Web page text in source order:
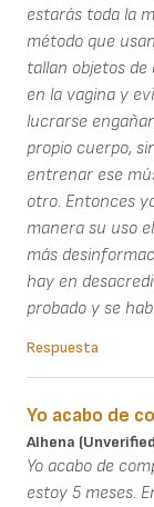
estarás toda la
método que
tallan objetos
en la vagina y
lucrarse
propio cuerpo,
entrenar ese
otro. Entonces
manera su uso
más
hay en
probado y se
Respuesta
Yo acabo de
Alhena
Yo acabo de
estoy 5 meses.